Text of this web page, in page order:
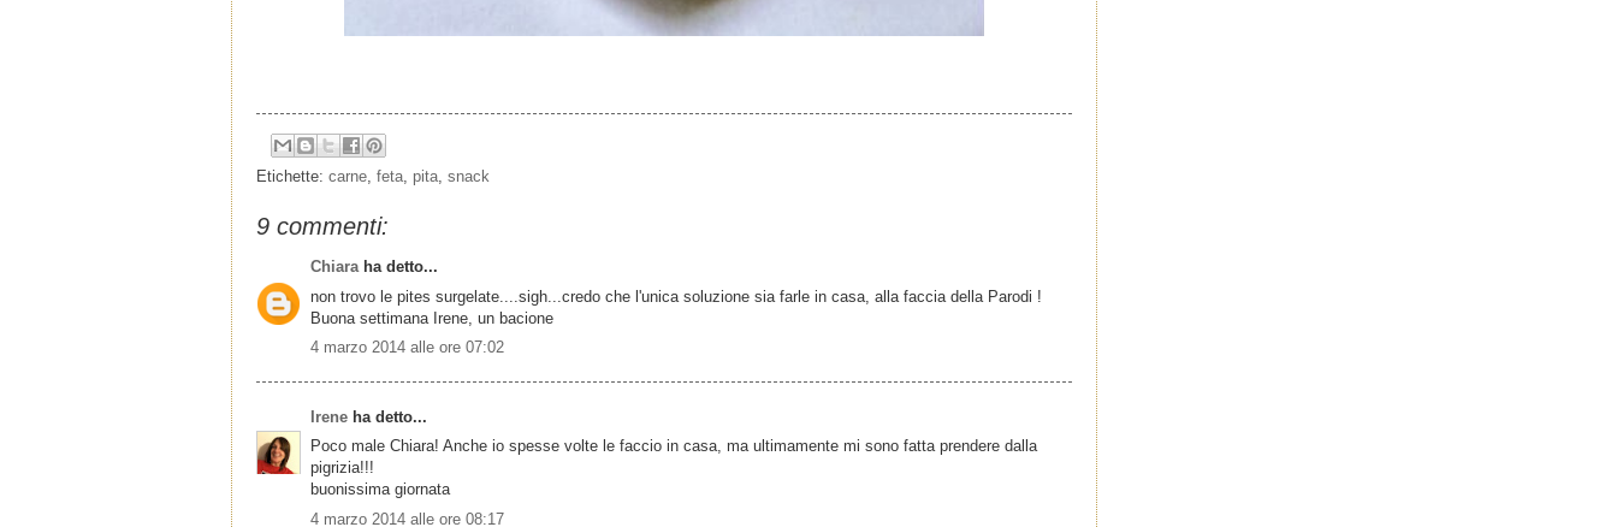
Etichette: carne, feta, pita, snack
9 commenti:
Chiara ha detto...
non trovo le pites surgelate....sigh...credo che l'unica soluzione sia farle in casa, alla faccia della Parodi !
Buona settimana Irene, un bacione
4 marzo 2014 alle ore 07:02
Irene ha detto...
Poco male Chiara! Anche io spesse volte le faccio in casa, ma ultimamente mi sono fatta prendere dalla
pigrizia!!!
buonissima giornata
4 marzo 2014 alle ore 08:17